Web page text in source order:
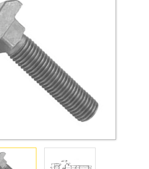
Заклепки)
с метрической резьбой
с шурупной резьбой
для яхт